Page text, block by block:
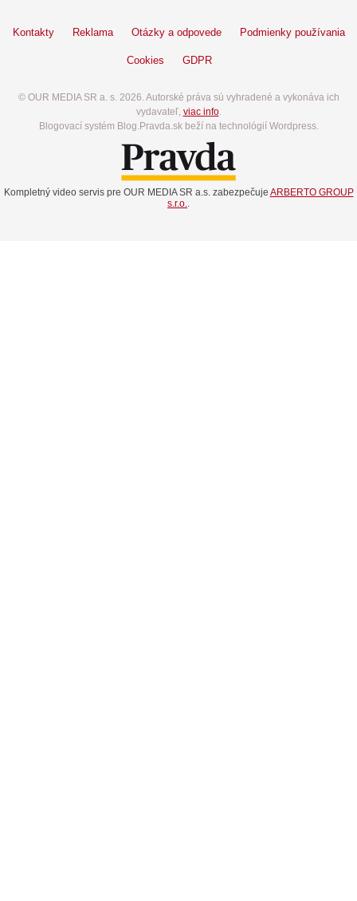
Kontakty Reklama Otázky a odpovede Podmienky používania
Cookies GDPR
© OUR MEDIA SR a. s. 2026. Autorské práva sú vyhradené a vykonáva ich
vydavateľ, viac info.
Blogovací systém Blog.Pravda.sk beží na technológií Wordpress.
Kompletný video servis pre OUR MEDIA SR a.s. zabezpečuje ARBERTO GROUP
s.r.o..